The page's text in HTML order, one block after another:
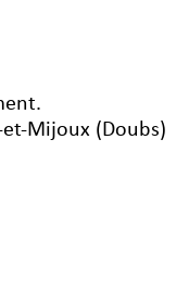
Mijoux (Doubs)